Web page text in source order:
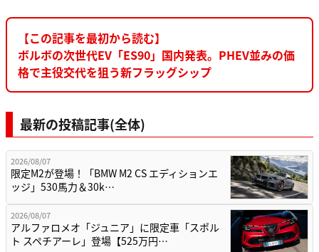
【この記事を最初から読む】
ボルボの次世代EV「ES90」国内発表。PHEV並みの価
格で主役交代を狙う新フラッグシップ
最新の投稿記事(全体)
2026/08/07
限定M2が登場！「BMW M2 CS エディションエ
ッジ」530馬力＆30k…
2026/08/07
アルファロメオ「ジュニア」に限定車「スポル
ト スペチアーレ」登場【525万円…